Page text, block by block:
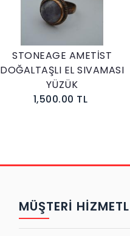
STONEAGE AMETİST
DOĞALTAŞLI EL SIVAMASI
YÜZÜK
1,500.00 TL
MÜŞTERİ